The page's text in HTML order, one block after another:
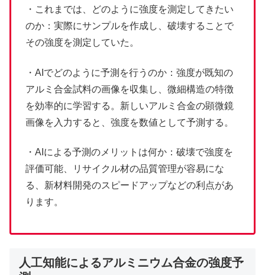
・これまでは、どのように強度を測定してきたい
のか：実際にサンプルを作成し、破壊することで
その強度を測定していた。
・AIでどのように予測を行うのか：強度が既知の
アルミ合金試料の画像を収集し、微細構造の特徴
を効率的に学習する。新しいアルミ合金の顕微鏡
画像を入力すると、強度を数値として予測する。
・AIによる予測のメリットは何か：破壊で強度を
評価可能、リサイクル材の品質管理が容易にな
る、新材料開発のスピードアップなどの利点があ
ります。
人工知能によるアルミニウム合金の強度予